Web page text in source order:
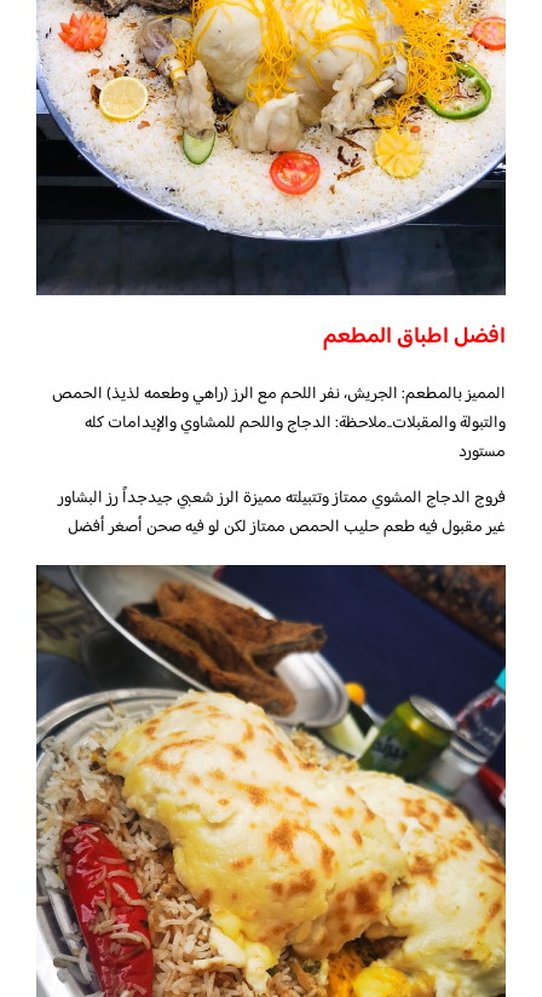
افضل اطباق المطعم
المميز بالمطعم: الجريش، نفر اللحم مع الرز (راهي وطعمه لذيذ) الحمص
والتبولة والمقبلات..ملاحظة: الدجاج واللحم للمشاوي والإيدامات كله
مستورد
فروج الدجاج المشوي ممتاز وتتبيلته مميزة الرز شعبي جيدجداً رز البشاور
غير مقبول فيه طعم حليب الحمص ممتاز لكن لو فيه صحن أصغر أفضل